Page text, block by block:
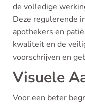
de volledige
Deze regulerende
apothekers en
kwaliteit en de
voorschrijven en
Visuele
Voor een beter